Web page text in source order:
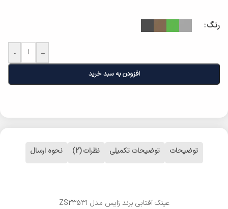
رنگ
- +
افزودن به سبد خرید
توضیحات توضیحات تکمیلی نظرات (2) نحوه ارسال
عینک آفتابی برند زایس مدل ZS23531